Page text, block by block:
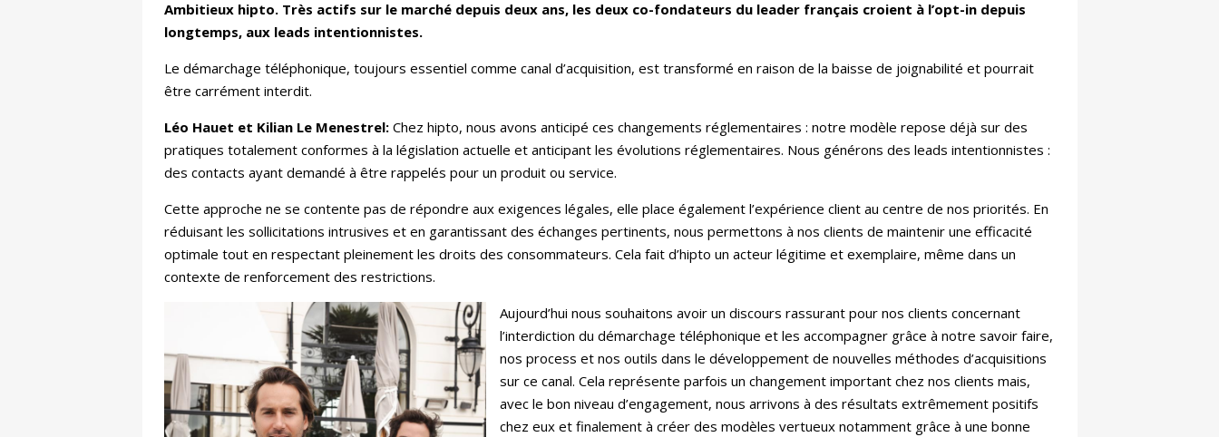
Ambitieux hipto. Très actifs sur le marché depuis deux ans, les deux co-fondateurs du leader français croient à l’opt-in depuis
longtemps, aux leads intentionnistes.
Le démarchage téléphonique, toujours essentiel comme canal d’acquisition, est transformé en raison de la baisse de joignabilité et pourrait
être carrément interdit.
Léo Hauet et Kilian Le Menestrel: Chez hipto, nous avons anticipé ces changements réglementaires : notre modèle repose déjà sur des
pratiques totalement conformes à la législation actuelle et anticipant les évolutions réglementaires. Nous générons des leads intentionnistes :
des contacts ayant demandé à être rappelés pour un produit ou service.
Cette approche ne se contente pas de répondre aux exigences légales, elle place également l’expérience client au centre de nos priorités. En
réduisant les sollicitations intrusives et en garantissant des échanges pertinents, nous permettons à nos clients de maintenir une efficacité
optimale tout en respectant pleinement les droits des consommateurs. Cela fait d’hipto un acteur légitime et exemplaire, même dans un
contexte de renforcement des restrictions.
Aujourd’hui nous souhaitons avoir un discours rassurant pour nos clients concernant
l’interdiction du démarchage téléphonique et les accompagner grâce à notre savoir faire,
nos process et nos outils dans le développement de nouvelles méthodes d’acquisitions
sur ce canal. Cela représente parfois un changement important chez nos clients mais,
avec le bon niveau d’engagement, nous arrivons à des résultats extrêmement positifs
chez eux et finalement à créer des modèles vertueux notamment grâce à une bonne